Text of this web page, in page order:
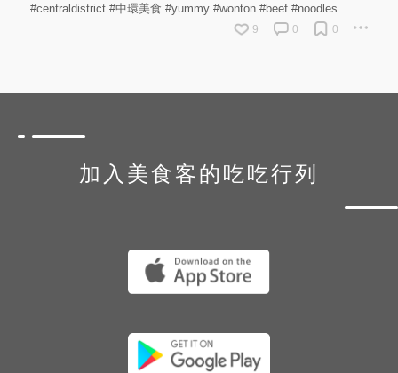
#centraldistrict #中環美食 #yummy #wonton #beef #noodles
9 0 0
加入美食客的吃吃行列